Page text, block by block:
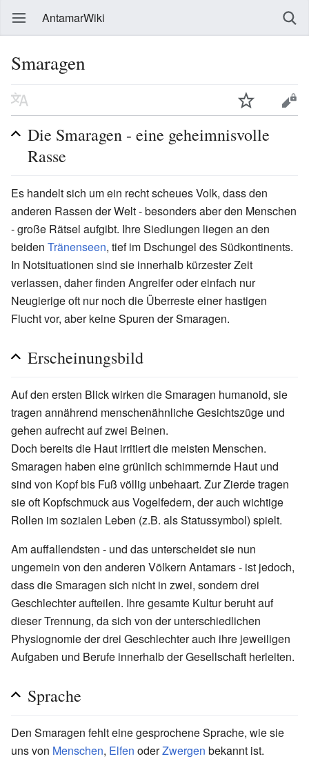
AntamarWiki
Smaragen
Die Smaragen - eine geheimnisvolle
Rasse
Es handelt sich um ein recht scheues Volk, dass den
anderen Rassen der Welt - besonders aber den Menschen
- große Rätsel aufgibt. Ihre Siedlungen liegen an den
beiden Tränenseen, tief im Dschungel des Südkontinents.
In Notsituationen sind sie innerhalb kürzester Zeit
verlassen, daher finden Angreifer oder einfach nur
Neugierige oft nur noch die Überreste einer hastigen
Flucht vor, aber keine Spuren der Smaragen.
Erscheinungsbild
Auf den ersten Blick wirken die Smaragen humanoid, sie
tragen annährend menschenähnliche Gesichtszüge und
gehen aufrecht auf zwei Beinen.
Doch bereits die Haut irritiert die meisten Menschen.
Smaragen haben eine grünlich schimmernde Haut und
sind von Kopf bis Fuß völlig unbehaart. Zur Zierde tragen
sie oft Kopfschmuck aus Vogelfedern, der auch wichtige
Rollen im sozialen Leben (z.B. als Statussymbol) spielt.
Am auffallendsten - und das unterscheidet sie nun
ungemein von den anderen Völkern Antamars - ist jedoch,
dass die Smaragen sich nicht in zwei, sondern drei
Geschlechter aufteilen. Ihre gesamte Kultur beruht auf
dieser Trennung, da sich von der unterschiedlichen
Physiognomie der drei Geschlechter auch ihre jeweiligen
Aufgaben und Berufe innerhalb der Gesellschaft herleiten.
Sprache
Den Smaragen fehlt eine gesprochene Sprache, wie sie
uns von Menschen, Elfen oderZwergen bekannt ist.